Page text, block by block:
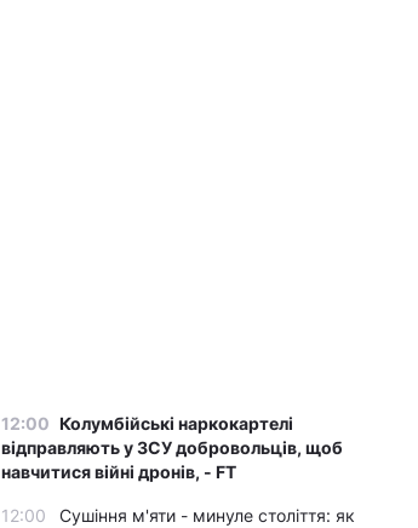
12:00 Колумбійські наркокартелі
відправляють у ЗСУ добровольців, щоб
навчитися війні дронів, - FT
12:00
Сушіння м'яти - минуле століття: як